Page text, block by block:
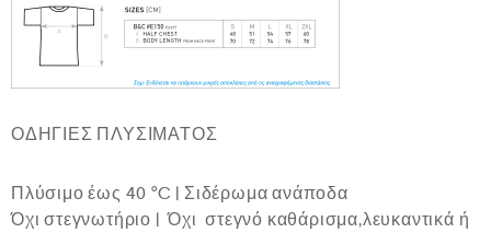
ΟΔΗΓΙΕΣ ΠΛΥΣΙΜΑΤΟΣ
Πλύσιμο έως 40 °C | Σιδέρωμα ανάποδα
Όχι στεγνωτήριο | Όχι στεγνό καθάρισμα,λευκαντικά ή